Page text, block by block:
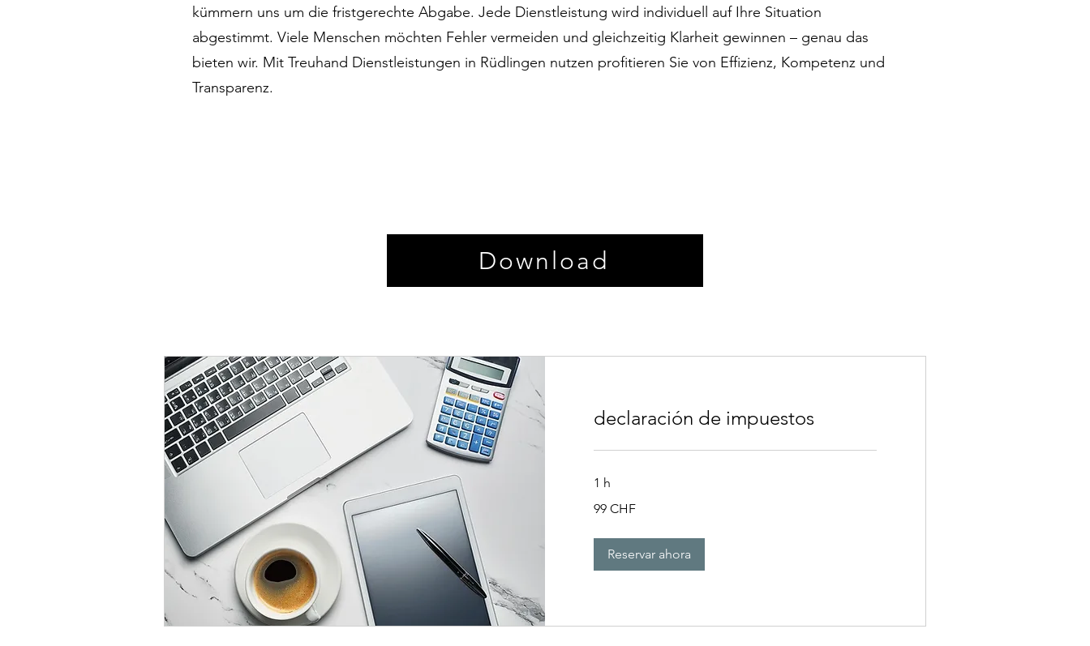
kümmern uns um die fristgerechte Abgabe. Jede Dienstleistung wird individuell auf Ihre Situation
abgestimmt. Viele Menschen möchten Fehler vermeiden und gleichzeitig Klarheit gewinnen – genau das
bieten wir. Mit Treuhand Dienstleistungen in Rüdlingen nutzen profitieren Sie von Effizienz, Kompetenz und
Transparenz.
Download
declaración de impuestos
1 h
francos
99 CHF
Reservar ahora